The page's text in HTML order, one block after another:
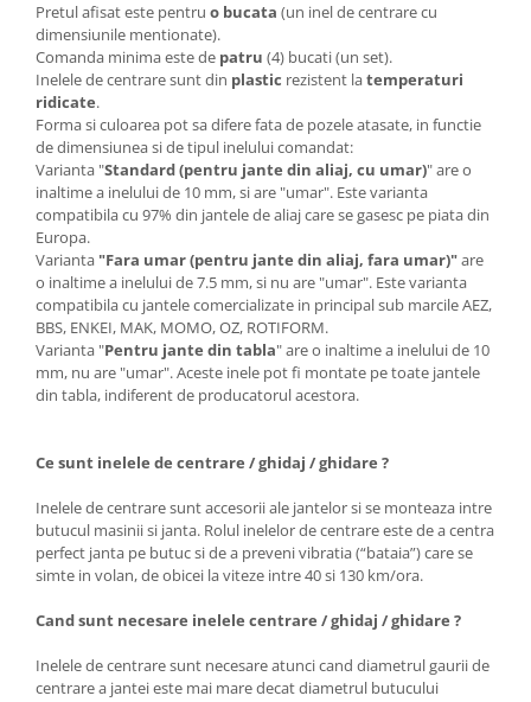
Pretul afisat este pentru o bucata (un inel de centrare cu
dimensiunile mentionate).
Comanda minima este de patru (4) bucati (un set).
Inelele de centrare sunt din plastic rezistent latemperaturi
ridicate.
Forma si culoarea pot sa difere fata de pozele atasate, in functie
de dimensiunea si de tipul inelului comandat:
Varianta "Standard (pentru jante din aliaj, cu umar)" are o
inaltime a inelului de 10 mm, si are "umar". Este varianta
compatibila cu 97% din jantele de aliaj care se gasesc pe piata din
Europa.
Varianta "Fara umar (pentru jante din aliaj, fara umar)"are
o inaltime a inelului de 7.5 mm, si nu are "umar". Este varianta
compatibila cu jantele comercializate in principal sub marcile AEZ,
BBS, ENKEI, MAK, MOMO, OZ, ROTIFORM.
Varianta "Pentru jante din tabla" are o inaltime a inelului de 10
mm, nu are "umar". Aceste inele pot fi montate pe toate jantele
din tabla, indiferent de producatorul acestora.
Ce sunt inelele de centrare / ghidaj / ghidare ?
Inelele de centrare sunt accesorii ale jantelor si se monteaza intre
butucul masinii si janta. Rolul inelelor de centrare este de a centra
perfect janta pe butuc si de a preveni vibratia (“bataia”) care se
simte in volan, de obicei la viteze intre 40 si 130 km/ora.
Cand sunt necesare inelele centrare / ghidaj / ghidare ?
Inelele de centrare sunt necesare atunci cand diametrul gaurii de
centrare a jantei este mai mare decat diametrul butucului